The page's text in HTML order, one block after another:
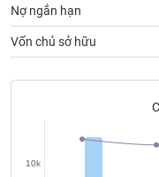
Nợ ngắn hạn
Vốn chủ sở hữu
10k
Truyền
thông
tài
chính
liệu